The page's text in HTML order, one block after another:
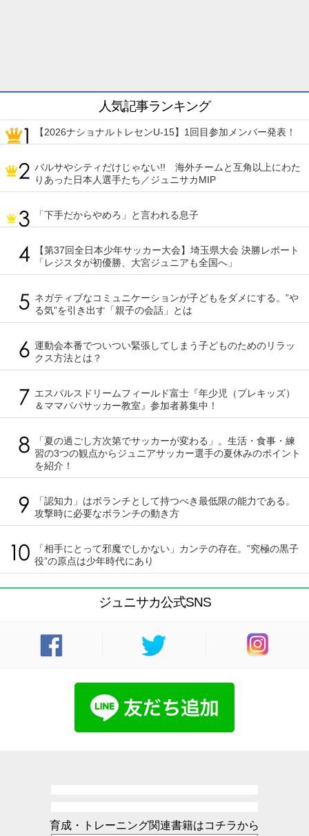
人気記事ランキング
【2026ナショナルトレセンU-15】1回目参加メンバー発表！
バルサやシティだけじゃない!! 海外チームと互角以上にわた
りあった日本人選手たち／ジュニサカMIP
「下手だからやめろ」と言われる息子
【第37回全日本少年サッカー大会】埼玉県大会 決勝レポート
「レジスタが初優勝、大宮ジュニアも全国へ」
ネガティブなコミュニケーションが子どもをダメにする。”や
る気”を引き出す「親子の会話」とは
運動会本番でついつい緊張してしまう子どものためのリラッ
クス方法とは？
エスパルスドリームフィールド富士『年少児（プレキッズ）
＆ママパパサッカー教室』参加者募集中！
「夏の過ごし方次第でサッカーが変わる」。生活・食事・練
習の3つの観点からジュニアサッカー選手の夏休みのポイント
を紹介！
「認知力」はボランチとして持つべき最低限の能力である。
攻撃時に必要なボランチの動き方
「相手にとって邪魔でしかない」カンテの存在。”究極の黒子
役”の原点は少年時代にあり
ジュニサカ公式SNS
育成・トレーニング関連書籍はコチラから